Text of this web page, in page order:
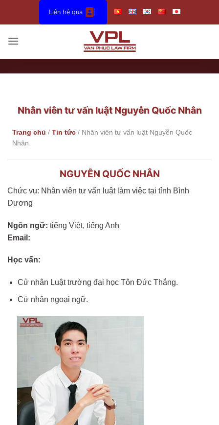
dung
Liên hệ qua
Nhân viên tư vấn luật Nguyễn Quốc Nhân
Trang chủ / Tin tức / Nhân viên tư vấn luật Nguyễn Quốc
Nhân
NGUYỄN QUỐC NHÂN
Chức vụ: Nhân viên tư vấn luật làm việc tại tỉnh Bình
Dương
Ngôn ngữ: tiếng Việt, tiếng Anh
Email:
Học vấn:
Cử nhân Luật trường đại học Tôn Đức Thắng.
Cử nhân ngoại ngữ.